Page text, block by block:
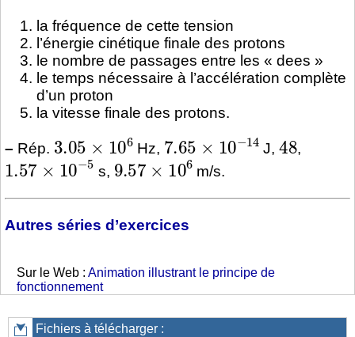
la fréquence de cette tension
l’énergie cinétique finale des protons
le nombre de passages entre les « dees »
le temps nécessaire à l’accélération complète
d’un proton
la vitesse finale des protons.
– Rép.
3.05 106
Hz,
7.65 10−14
J,
48
,
1.57× 10−5
s,
9.57× 106
m/s.
Autres séries d’exercices
Sur le Web : Animation illustrant le principe de
fonctionnement
Fichiers à télécharger :